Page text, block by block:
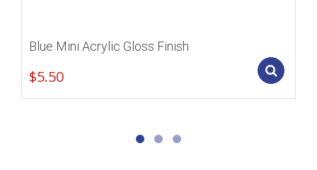
Blue Mini Acrylic Gloss Finish
$5.50